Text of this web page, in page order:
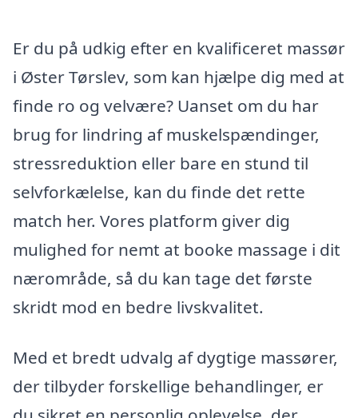
Er du på udkig efter en kvalificeret massør
i Øster Tørslev, som kan hjælpe dig med at
finde ro og velvære? Uanset om du har
brug for lindring af muskelspændinger,
stressreduktion eller bare en stund til
selvforkælelse, kan du finde det rette
match her. Vores platform giver dig
mulighed for nemt at booke massage i dit
nærområde, så du kan tage det første
skridt mod en bedre livskvalitet.
Med et bredt udvalg af dygtige massører,
der tilbyder forskellige behandlinger, er